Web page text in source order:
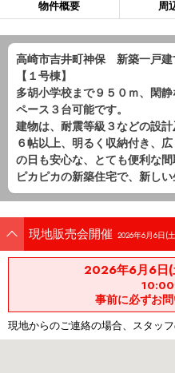
物件概要 周
高崎市吉井町神保 新築一戸建
【１号棟】
多胡小学校まで９５０ｍ、閑
ペース３台可能です。
建物は、耐震等級３などの設
６帖以上、明るく収納付き、
の日も安心な、とても便利な間
ピカピカの新築住宅で、新し
現地販売会開催 2026年6月6日(
2026年6月6日(
事前に必ずお
現地からのご連絡の場合、スタッ